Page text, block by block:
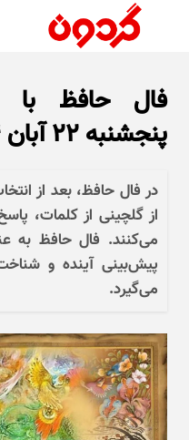
فال حافظ با
پنجشنبه ۲۲ آبان ۱۴۰۴
در فال حافظ، بعد از
از گلچینی از کلمات،
می‌کنند. فال حافظ به
پیش‌بینی آینده و
می‌گیرد.